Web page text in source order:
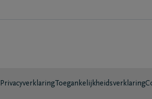
Privacyverklaring Toegankelijkheidsverklaring